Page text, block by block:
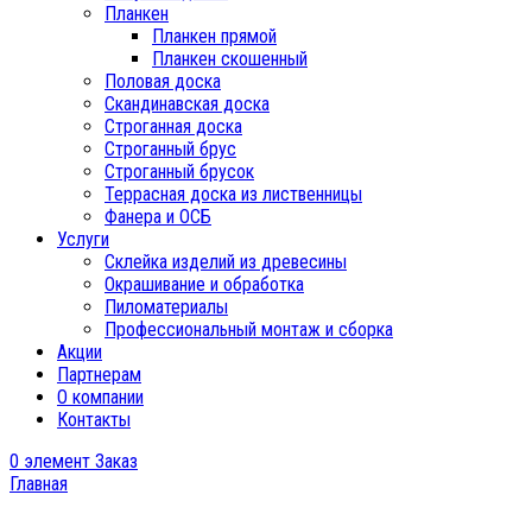
Планкен
Планкен прямой
Планкен скошенный
Половая доска
Скандинавская доска
Строганная доска
Строганный брус
Строганный брусок
Террасная доска из лиственницы
Фанера и ОСБ
Услуги
Склейка изделий из древесины
Окрашивание и обработка
Пиломатериалы
Профессиональный монтаж и сборка
Акции
Партнерам
О компании
Контакты
0 элемент Заказ
Главная